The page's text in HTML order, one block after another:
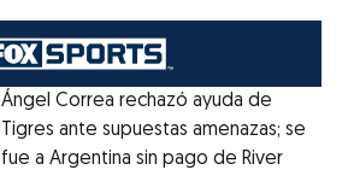
Ángel Correa rechazó ayuda de
Tigres ante supuestas amenazas; se
fue a Argentina sin pago de RiverOpens